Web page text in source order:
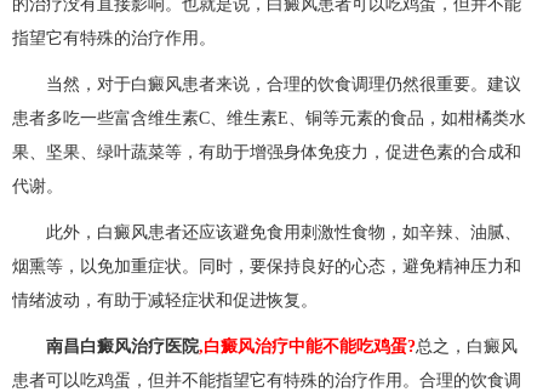
的治疗没有直接影响。也就是说，白癜风患者可以吃鸡蛋，但并不能
指望它有特殊的治疗作用。
当然，对于白癜风患者来说，合理的饮食调理仍然很重要。建议
患者多吃一些富含维生素C、维生素E、铜等元素的食品，如柑橘类水
果、坚果、绿叶蔬菜等，有助于增强身体免疫力，促进色素的合成和
代谢。
此外，白癜风患者还应该避免食用刺激性食物，如辛辣、油腻、
烟熏等，以免加重症状。同时，要保持良好的心态，避免精神压力和
情绪波动，有助于减轻症状和促进恢复。
南昌白癜风治疗医院,白癜风治疗中能不能吃鸡蛋?总之，白癜风
患者可以吃鸡蛋，但并不能指望它有特殊的治疗作用。合理的饮食调